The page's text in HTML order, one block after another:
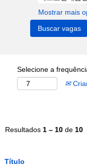
Mostrar mais
Selecione a
Resultados 1 – 10 de 10
Título